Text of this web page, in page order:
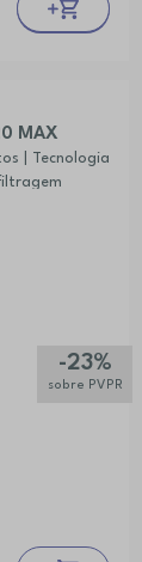
MAX
| Tecnologia
-23%
sobre PVPR